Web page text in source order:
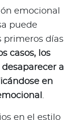
emocional
puede
primeros días
casos, los
a
en
.
en el estilo